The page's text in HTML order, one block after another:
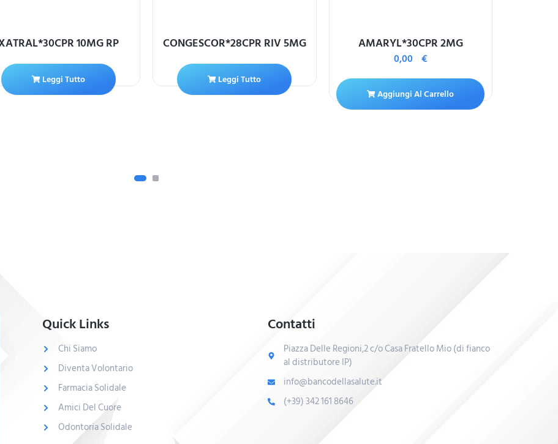
10MG RP
Leggi Tutto
CONGESCOR*28CPR RIV 5MG
Leggi Tutto
AMARYL*30CPR 2MG
0,00 €
Aggiungi Al Carrello
Quick Links
Chi Siamo
Diventa Volontario
Farmacia Solidale
Amici Del Cuore
Odontoria Solidale
Contatti
Piazza Delle Regioni,2 c/o Casa Fratello Mio (di fianco
al distributore IP)
info@bancodellasalute.it
(+39) 342 161 8646